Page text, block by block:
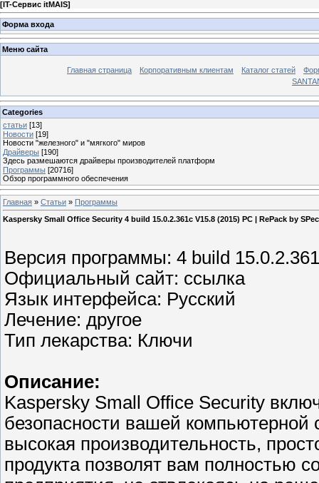
[IT-Сервис itMAIS]
Форма входа
Меню сайта
Главная страница Корпоративным клиентам Каталог статей
Categories
статьи [13]
Новости [19]
Новости "железного" и "мягкого" миров
Драйверы [190]
Здесь размешаются драйверы производителей платформ
Программы [20716]
Обзор программного обеспечения
Главная » Статьи » Программы
Kaspersky Small Office Security 4 build 15.0.2.361c V15.8 (2015) РС | RePack by
Версия программы: 4 build
Официальный сайт: ссылка
Язык интерфейса: Русский
Лечение: другое
Тип лекарства: Ключи
Описание:
Kaspersky Small Office Security
безопасности вашей компьютерной
высокая производительность,
продукта позволят вам полностью